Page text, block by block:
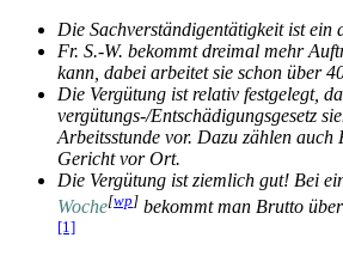
Die Sachverständigentätigkeit ist ein
Fr. S.-W. bekommt dreimal mehr
kann, dabei arbeitet sie schon über
Die Vergütung ist relativ festgelegt,
vergütungs-/Entschädigungs­gesetz
Arbeitsstunde vor. Dazu zählen auch
Gericht vor Ort.
Die Vergütung ist ziemlich gut! Bei
Woche[wp] bekommt man Brutto
[1]